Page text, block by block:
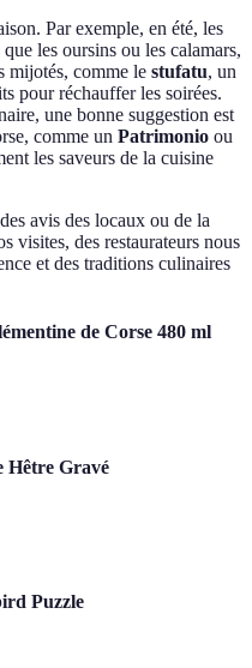
Par exemple, en été, les
les oursins ou les calamars,
mijotés, comme le stufatu, un
pour réchauffer les soirées.
une bonne suggestion est
comme un Patrimonio ou
les saveurs de la cuisine
avis des locaux ou de la
visites, des restaurateurs nous
et des traditions culinaires
de Corse 480 ml
Hêtre Gravé
Puzzle